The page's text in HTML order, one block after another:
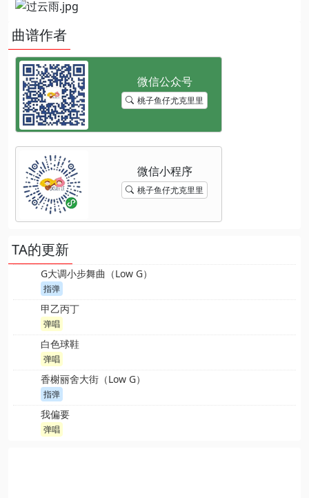
曲谱作者
桃子鱼仔尤克里里
桃子鱼仔尤克里里
TA的更新
G大调小步舞曲（Low G）
指弹
甲乙丙丁
弹唱
白色球鞋
弹唱
香榭丽舍大街（Low G）
指弹
我偏要
弹唱